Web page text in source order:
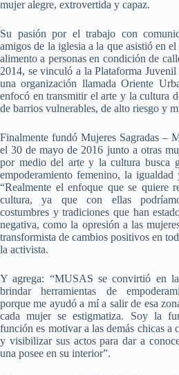
mujeralegre, extrovertida y capaz.
Su pasión por el trabajo con
amigos de la iglesia a la que asistió en
alimento a personas en condición de
2014, se vinculó a la Plataforma
una organización llamada Oriente
enfocó en transmitir el arte y la cultura
de barrios vulnerables, de alto riesgo y
Finalmente fundó Mujeres Sagradas –
el 30 de mayo de 2016 junto a otras
por medio del arte y la cultura busca
empoderamiento femenino, la igualdad
“Realmente el enfoque que se quiere
cultura, ya que con ellas
costumbres y tradiciones que han
negativa, como la opresión a las
transformista de cambios positivos en
la activista.
Y agrega: “MUSAS se convirtió en
brindar herramientas de
porque me ayudó a mí a salir de esa
cada mujer se estigmatiza. Soy la
función es motivar a las demás chicas a
y visibilizar sus actos para dar a
una posee en su interior”.